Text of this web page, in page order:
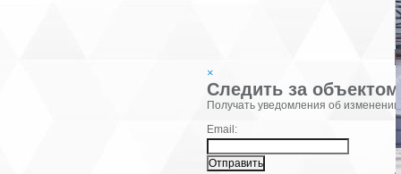
×
Следить за объектом
Фамилия:
Получать уведомления об
Email: